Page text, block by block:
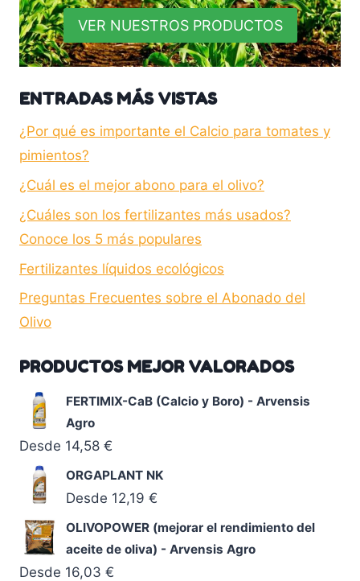
VER NUESTROS PRODUCTOS
ENTRADAS MÁS VISTAS
¿Por qué es importante el Calcio para tomates y
pimientos?
¿Cuál es el mejor abono para el olivo?
¿Cuáles son los fertilizantes más usados?
Conoce los 5 más populares
Fertilizantes líquidos ecológicos
Preguntas Frecuentes sobre el Abonado del
Olivo
PRODUCTOS MEJOR VALORADOS
FERTIMIX-CaB (Calcio y Boro) - Arvensis
Agro
Desde 14,58 €
ORGAPLANT NK
Desde 12,19 €
OLIVOPOWER (mejorar el rendimiento del
aceite de oliva) - Arvensis Agro
Desde 16,03 €